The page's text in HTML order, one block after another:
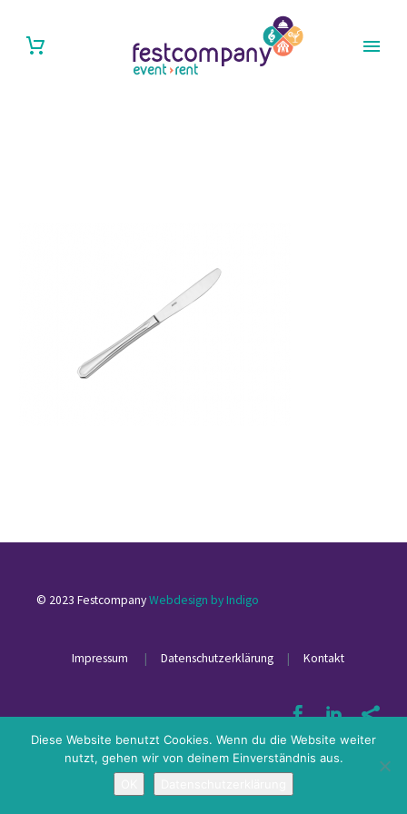
© 2023 FestcompanyWebdesign by Indigo
Impressum | Datenschutzerklärung | Kontakt
Diese Website benutzt Cookies. Wenn du die Website weiter
nutzt, gehen wir von deinem Einverständnis aus.